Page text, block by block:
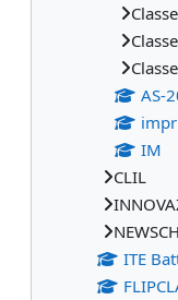
AS-
IM
CLIL
ITE